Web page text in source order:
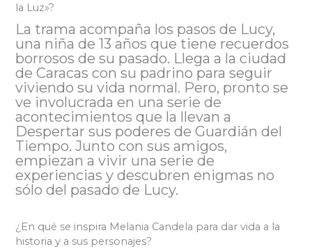
la Luz»?
La trama acompaña los pasos de Lucy,
una niña de 13 años que tiene recuerdos
borrosos de su pasado. Llega a la ciudad
de Caracas con su padrino para seguir
viviendo su vida normal. Pero, pronto se
ve involucrada en una serie de
acontecimientos que la llevan a
Despertar sus poderes de Guardián del
Tiempo. Junto con sus amigos,
empiezan a vivir una serie de
experiencias y descubren enigmas no
sólo del pasado de Lucy.
¿En qué se inspira Melania Candela para dar vida a la
historia y a sus personajes?